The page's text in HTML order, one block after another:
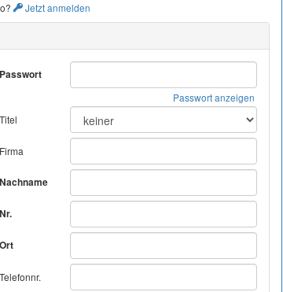
Jetzt anmelden
Passwort
Passwort anzeigen
Titel
Firma
Nachname
Nr.
Ort
Telefonnr.